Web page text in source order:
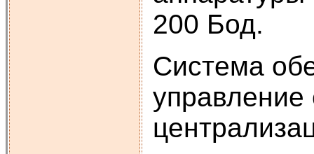
200 Бод.
Система
управление